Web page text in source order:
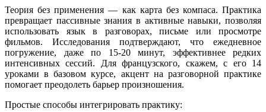
Теория без применения — как карта без компаса. Практика
превращает пассивные знания в активные навыки, позволяя
использовать язык в разговорах, письме или просмотре
фильмов. Исследования подтверждают, что ежедневное
погружение, даже по 15-20 минут, эффективнее редких
интенсивных сессий. Для французского, скажем, с его 14
уроками в базовом курсе, акцент на разговорной практике
помогает преодолеть барьер произношения.
Простые способы интегрировать практику: